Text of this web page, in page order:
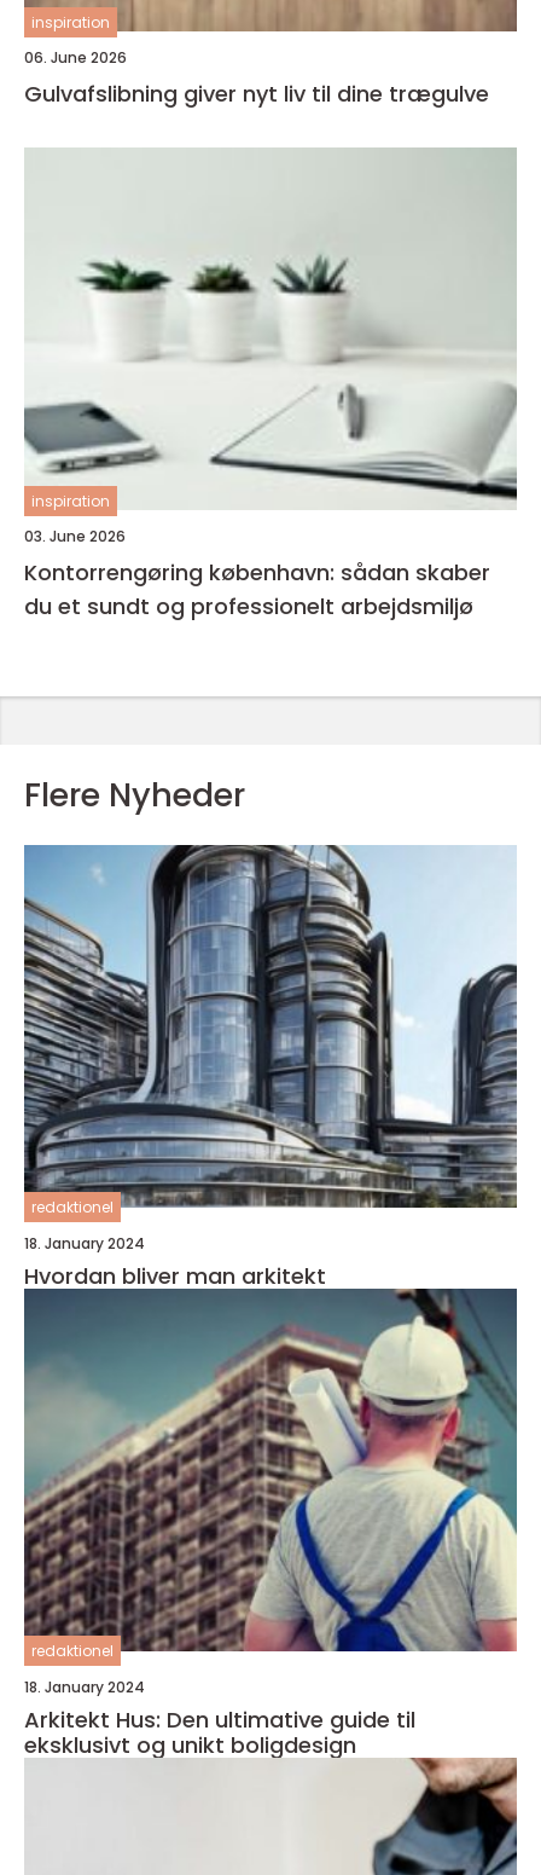
inspiration
06. June 2026
Gulvafslibning giver nyt liv til dine trægulve
inspiration
03. June 2026
Kontorrengøring københavn: sådan skaber
du et sundt og professionelt arbejdsmiljø
Flere Nyheder
redaktionel
18. January 2024
Hvordan bliver man arkitekt
redaktionel
18. January 2024
Arkitekt Hus: Den ultimative guide til
eksklusivt og unikt boligdesign